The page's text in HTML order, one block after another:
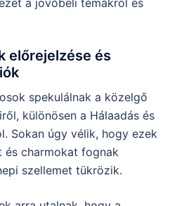
előrejelzése és
spekulálnak a közelgő
különösen a Hálaadás és
Sokan úgy vélik, hogy ezek
és charmokat fognak
szellemet tükrözik.